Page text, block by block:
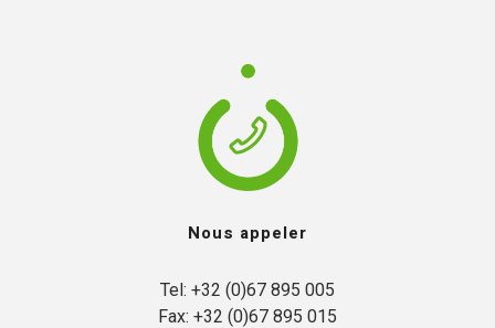
Nous appeler
Tel: +32 (0)67 895 005
Fax: +32 (0)67 895 015